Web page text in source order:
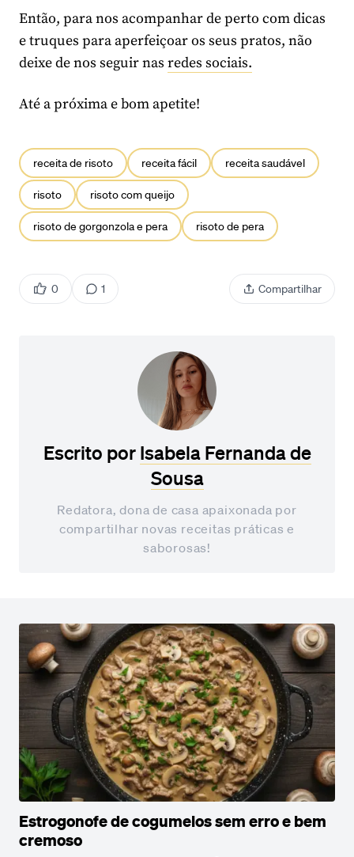
Então, para nos acompanhar de perto com dicas
e truques para aperfeiçoar os seus pratos, não
deixe de nos seguir nas redes sociais.
Até a próxima e bom apetite!
receita de risoto receita fácil receita saudável
risoto risoto com queijo
risoto de gorgonzola e pera risoto de pera
0 1 Compartilhar
Escrito por Isabela Fernanda de
Sousa
Redatora, dona de casa apaixonada por
compartilhar novas receitas práticas e
saborosas!
Estrogonofe de cogumelos sem erro e bem
cremoso